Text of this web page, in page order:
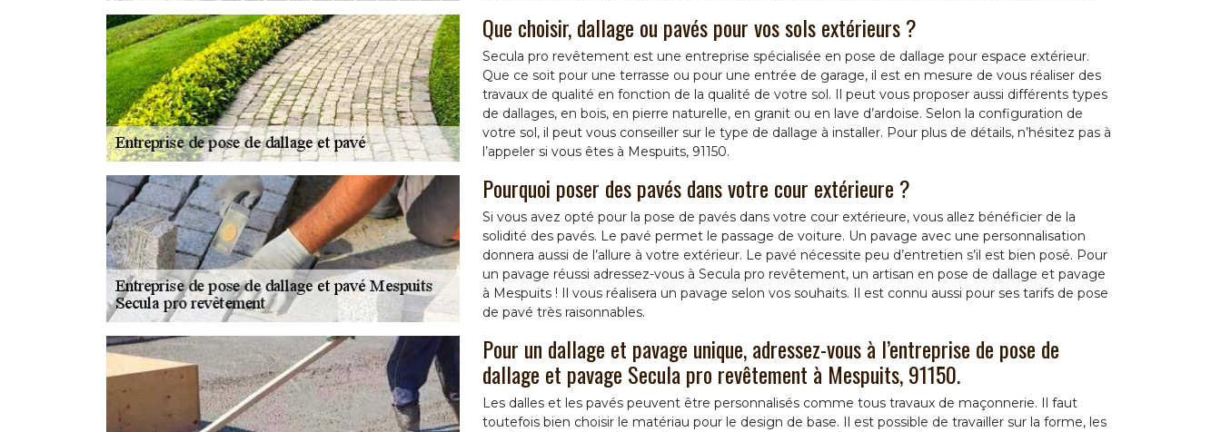
Que choisir, dallage ou pavés pour vos sols extérieurs ?
Secula pro revêtement est une entreprise spécialisée en pose de dallage pour espace extérieur.
Que ce soit pour une terrasse ou pour une entrée de garage, il est en mesure de vous réaliser des
travaux de qualité en fonction de la qualité de votre sol. Il peut vous proposer aussi différents types
de dallages, en bois, en pierre naturelle, en granit ou en lave d’ardoise. Selon la configuration de
votre sol, il peut vous conseiller sur le type de dallage à installer. Pour plus de détails, n’hésitez pas à
l’appeler si vous êtes à Mespuits, 91150.
Pourquoi poser des pavés dans votre cour extérieure ?
Si vous avez opté pour la pose de pavés dans votre cour extérieure, vous allez bénéficier de la
solidité des pavés. Le pavé permet le passage de voiture. Un pavage avec une personnalisation
donnera aussi de l’allure à votre extérieur. Le pavé nécessite peu d’entretien s’il est bien posé. Pour
un pavage réussi adressez-vous à Secula pro revêtement, un artisan en pose de dallage et pavage
à Mespuits ! Il vous réalisera un pavage selon vos souhaits. Il est connu aussi pour ses tarifs de pose
de pavé très raisonnables.
Pour un dallage et pavage unique, adressez-vous à l’entreprise de pose de
dallage et pavage Secula pro revêtement à Mespuits, 91150.
Les dalles et les pavés peuvent être personnalisés comme tous travaux de maçonnerie. Il faut
toutefois bien choisir le matériau pour le design de base. Il est possible de travailler sur la forme, les